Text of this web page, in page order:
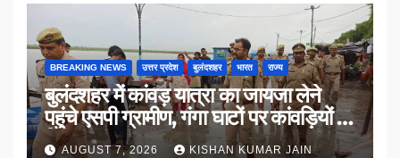
BREAKING NEWS उत्तर प्रदेश बुलंदशहर भारत राज्य
बुलंदशहर में कांवड़ यात्रा का जायजा लेने
पहुंचे एसपी ग्रामीण, गंगा घाटों पर कांवड़ियों से
किया संवाद
AUGUST 7, 2026 KISHAN KUMAR JAIN